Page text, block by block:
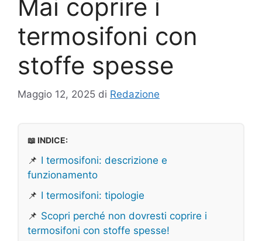
Mai coprire i
termosifoni con
stoffe spesse
Maggio 12, 2025 di Redazione
📖 INDICE:
📌 I termosifoni: descrizione e
funzionamento
📌 I termosifoni: tipologie
📌 Scopri perché non dovresti coprire i
termosifoni con stoffe spesse!